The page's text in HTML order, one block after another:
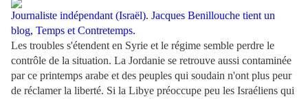
Journaliste indépendant (Israël). Jacques Benillouche tient un
blog, Temps et Contretemps.
Les troubles s'étendent en Syrie et le régime semble perdre le
contrôle de la situation. La Jordanie se retrouve aussi contaminée
par ce printemps arabe et des peuples qui soudain n'ont plus peur
de réclamer la liberté. Si la Libye préoccupe peu les Israéliens qui